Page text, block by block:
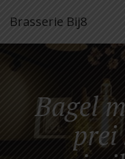
Brasserie Bij8
Bagel
prei